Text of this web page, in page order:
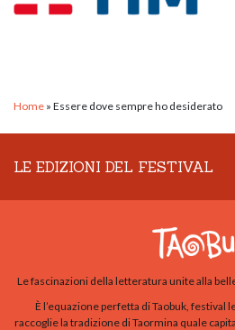
Home » Essere dove sempre ho desiderato
LE EDIZIONI DEL FESTIVAL
Le fascinazioni della letteratura unite alla
È l’equazione perfetta di Taobuk,
raccoglie la tradizione di Taormina quale